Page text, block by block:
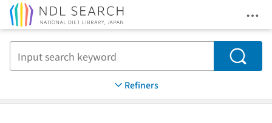
Search
Refiners